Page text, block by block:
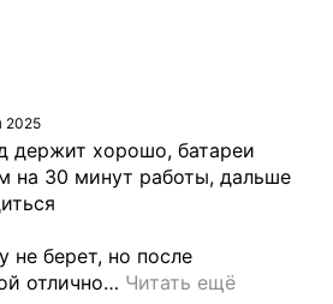
2025
держит хорошо, батареи
на 30 минут работы, дальше
не берет, но после
отлично… Читать ещё